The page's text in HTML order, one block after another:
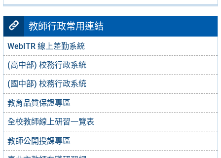
教師行政常用連結
WebITR 線上差勤系統
(高中部) 校務行政系統
(國中部) 校務行政系統
教育品質保證專區
全校教師線上研習一覽表
教師公開授課專區